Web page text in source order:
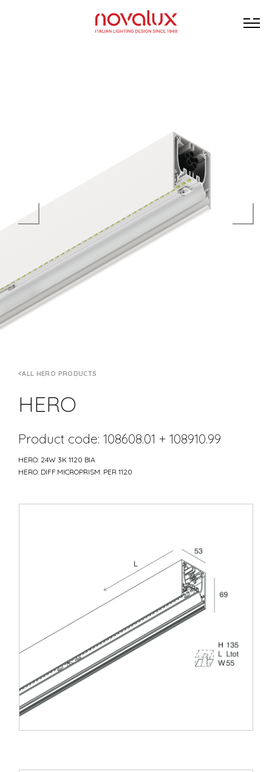
ALL HERO PRODUCTS
HERO
Product code: 108608.01 + 108910.99
HERO: 24W 3K 1120 BIA
HERO: DIFF.MICROPRISM. PER 1120